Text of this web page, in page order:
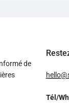
de
Tél/